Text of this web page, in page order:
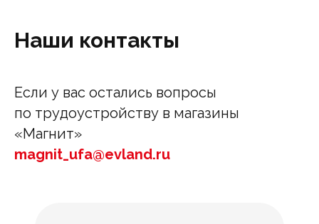
Наши контакты
Если у вас остались вопросы
по трудоустройству в магазины
«Магнит»
magnit_ufa@evland.ru